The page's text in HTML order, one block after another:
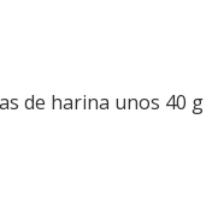
de harina unos 40 g